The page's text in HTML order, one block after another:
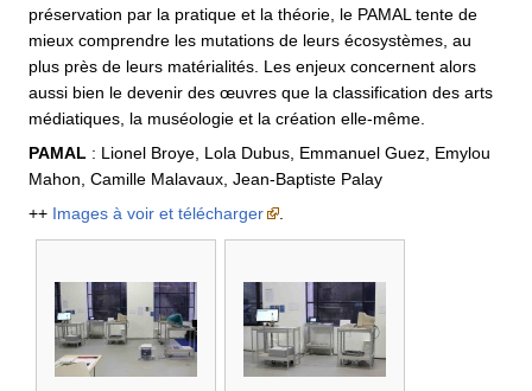
préservation par la pratique et la théorie, le PAMAL tente de
mieux comprendre les mutations de leurs écosystèmes, au
plus près de leurs matérialités. Les enjeux concernent alors
aussi bien le devenir des œuvres que la classification des arts
médiatiques, la muséologie et la création elle-même.
PAMAL : Lionel Broye, Lola Dubus, Emmanuel Guez, Emylou
Mahon, Camille Malavaux, Jean-Baptiste Palay
++ Images à voir et télécharger